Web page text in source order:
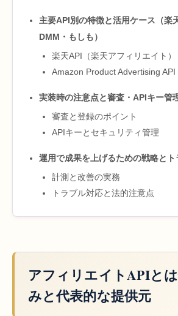
主要API別の特徴と活用ケース（楽
DMM・もしも）
楽天API（楽天アフィリエイト）
Amazon Product Advertising API
実装時の注意点と審査・APIキー管
審査と登録のポイント
APIキーとセキュリティ管理
運用で成果を上げるための戦略とト
計測と改善の実務
トラブル対応と法的注意点
アフィリエイトAPIと
みと代表的な提供元